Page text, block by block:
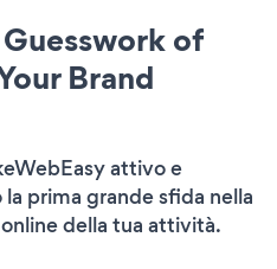
of
Brand
attivo e
prima grande sfida nella
della tua attività.